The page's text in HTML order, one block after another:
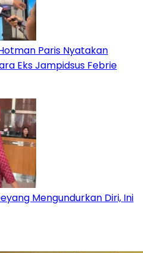
Paris Nyatakan
Eks Jampidsus Febrie
Mengundurkan Diri, Ini